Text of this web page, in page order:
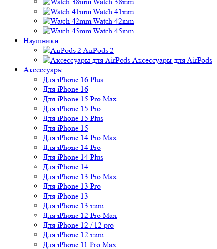
Watch 38mm
Watch 41mm
Watch 42mm
Watch 45mm
Наушники
AirPods 2
Аксессуары для AirPods
Аксессуары
Для iPhone 16 Plus
Для iPhone 16
Для iPhone 15 Pro Max
Для iPhone 15 Pro
Для iPhone 15 Plus
Для iPhone 15
Для iPhone 14 Pro Max
Для iPhone 14 Pro
Для iPhone 14 Plus
Для iPhone 14
Для iPhone 13 Pro Max
Для iPhone 13 Pro
Для iPhone 13
Для iPhone 13 mini
Для iPhone 12 Pro Max
Для iPhone 12 / 12 pro
Для iPhone 12 mini
Для iPhone 11 Pro Max